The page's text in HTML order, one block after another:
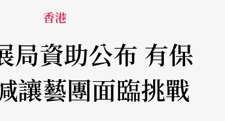
香港
局資助公布 有保
讓藝團面臨挑戰